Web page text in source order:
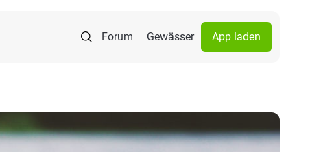
Forum Gewässer App laden